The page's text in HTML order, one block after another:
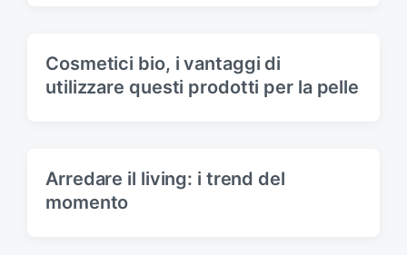
Cosmetici bio, i vantaggi di
utilizzare questi prodotti per la pelle
Arredare il living: i trend del
momento